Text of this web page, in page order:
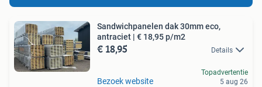
Sandwichpanelen dak 30mm eco,
antraciet | € 18,95 p/m2
€ 18,95 Details
Bezoek website
Topadvertentie
5 aug 26